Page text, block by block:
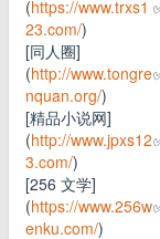
(https://www.trxs1
23.com/)
[同人圈]
(http://www.tongre
nquan.org/)
[精品小说网]
(http://www.jpxs12
3.com/)
[256 文学]
(https://www.256w
enku.com/)